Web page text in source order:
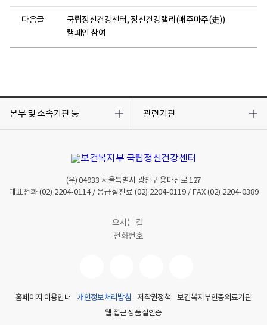
다음글
국립정신건강센터, 정신건강랠리(매주마주(走))
캠페인 참여
본부 및 소속기관 등
기
관련기관
기
(우)04933 서울특별시 광진구 용마산로 127
대표전화 (02) 2204-0114/ 응급실진료 (02) 2204-0119/ FAX (02) 2204-0389
오시는 길
전화번호
홈페이지 이용안내 개인정보처리방침 저작권정책
보건복지부인증의료기관
웹 접근성 품질인증